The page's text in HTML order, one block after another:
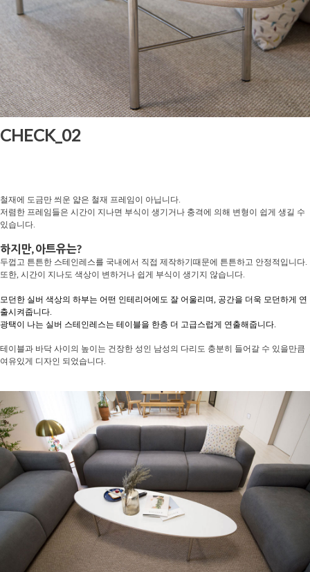
CHECK_02
철재에 도금만 씌운 얇은 철재 프레임이 아닙니다.
저렴한 프레임들은 시간이 지나면 부식이 생기거나 충격에 의해 변형이 쉽게 생길 수
있습니다.
하지만, 아트유는?
두껍고 튼튼한 스테인레스를 국내에서 직접 제작하기때문에 튼튼하고 안정적입니다.
또한, 시간이 지나도 색상이 변하거나 쉽게 부식이 생기지 않습니다.
모던한 실버 색상의 하부는 어떤 인테리어에도 잘 어울리며, 공간을 더욱 모던하게 연
출시켜줍니다.
광택이 나는 실버 스테인레스는 테이블을 한층 더 고급스럽게 연출해줍니다.
테이블과 바닥 사이의 높이는 건장한 성인 남성의 다리도 충분히 들어갈 수 있을만큼
여유있게 디자인 되었습니다.